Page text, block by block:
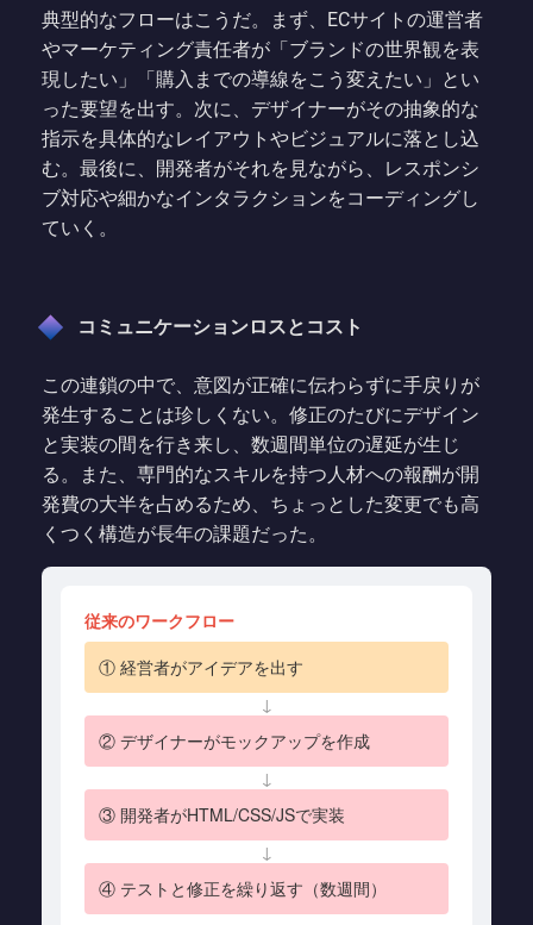
典型的なフローはこうだ。まず、ECサイトの運営者
やマーケティング責任者が「ブランドの世界観を表
現したい」「購入までの導線をこう変えたい」とい
った要望を出す。次に、デザイナーがその抽象的な
指示を具体的なレイアウトやビジュアルに落とし込
む。最後に、開発者がそれを見ながら、レスポンシ
ブ対応や細かなインタラクションをコーディングし
ていく。
コミュニケーションロスとコスト
この連鎖の中で、意図が正確に伝わらずに手戻りが
発生することは珍しくない。修正のたびにデザイン
と実装の間を行き来し、数週間単位の遅延が生じ
る。また、専門的なスキルを持つ人材への報酬が開
発費の大半を占めるため、ちょっとした変更でも高
くつく構造が長年の課題だった。
従来のワークフロー
① 経営者がアイデアを出す
↓
② デザイナーがモックアップを作成
↓
③ 開発者がHTML/CSS/JSで実装
↓
④ テストと修正を繰り返す（数週間）